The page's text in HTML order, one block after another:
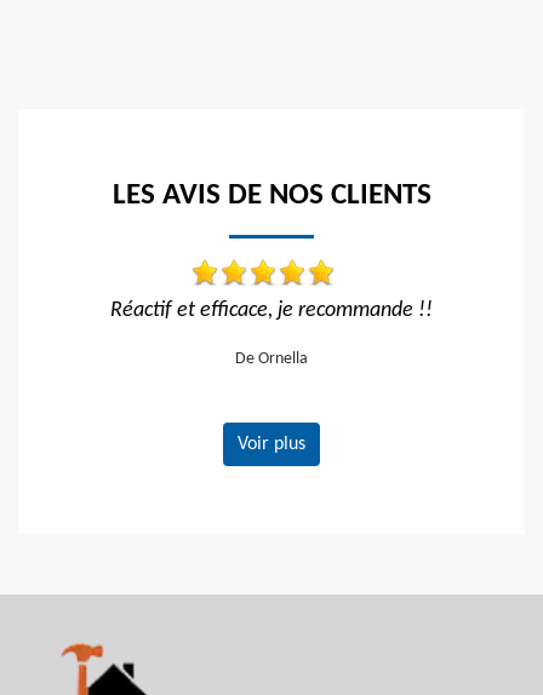
LES AVIS DE NOS CLIENTS
Réactif et efficace, je recommande !!
De Ornella
Voir plus